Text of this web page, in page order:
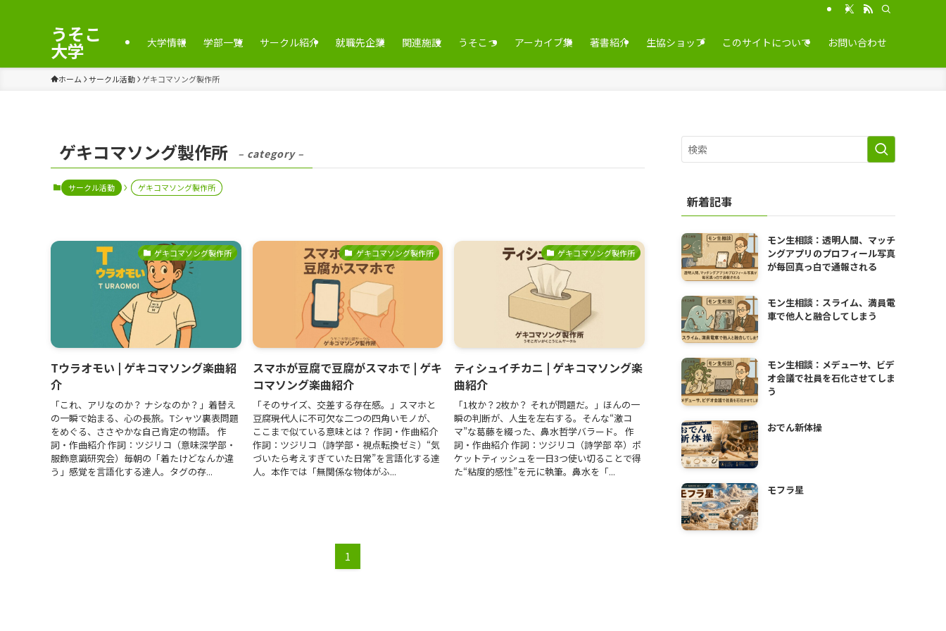
うそこ
大学 大学情報 学部一覧 サークル紹介 就職先企業 関連施設 うそこつ アーカイブ集 著書紹介 生協ショップ このサイトについて お問い合わせ
ホーム サークル活動 ゲキコマソング製作所
ゲキコマソング製作所 – category –
サークル活動 ゲキコマソング製作所
ゲキコマソング製作所
Tウラオモい | ゲキコマソング楽曲紹
介
「これ、アリなのか？ ナシなのか？」着替え
の一瞬で始まる、心の長旅。Tシャツ裏表問題
をめぐる、ささやかな自己肯定の物語。 作
詞・作曲紹介 作詞：ツジリコ（意味深学部・
服飾意識研究会）毎朝の「着たけどなんか違
う」感覚を言語化する達人。タグの存...
ゲキコマソング製作所
スマホが豆腐で豆腐がスマホで | ゲキ
コマソング楽曲紹介
「そのサイズ、交差する存在感。」スマホと
豆腐――現代人に不可欠な二つの四角いモノが、
ここまで似ている意味とは？ 作詞・作曲紹介
作詞：ツジリコ（詩学部・視点転換ゼミ）“気
づいたら考えすぎていた日常”を言語化する達
人。本作では「無関係な物体がふ...
ゲキコマソング製作所
ティシュイチカニ | ゲキコマソング楽
曲紹介
「1枚か？2枚か？ それが問題だ。」ほんの一
瞬の判断が、人生を左右する。そんな“激コ
マ”な葛藤を綴った、鼻水哲学バラード。 作
詞・作曲紹介 作詞：ツジリコ（詩学部 卒）ポ
ケットティッシュを一日3つ使い切ることで得
た“粘度的感性”を元に執筆。鼻水を「...
1
新着記事
モン生相談：透明人間、マッチ
ングアプリのプロフィール写真
が毎回真っ白で通報される
モン生相談：スライム、満員電
車で他人と融合してしまう
モン生相談：メデューサ、ビデ
オ会議で社員を石化させてしま
う
おでん新体操
モフラ星